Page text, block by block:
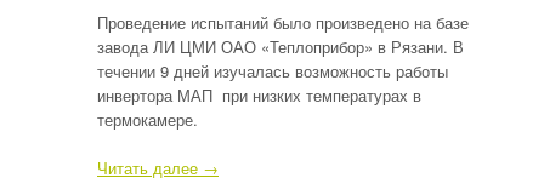
Проведение испытаний было произведено на базе
завода ЛИ ЦМИ ОАО «Теплоприбор» в Рязани. В
течении 9 дней изучалась возможность работы
инвертора МАП при низких температурах в
термокамере.
Читать далее →